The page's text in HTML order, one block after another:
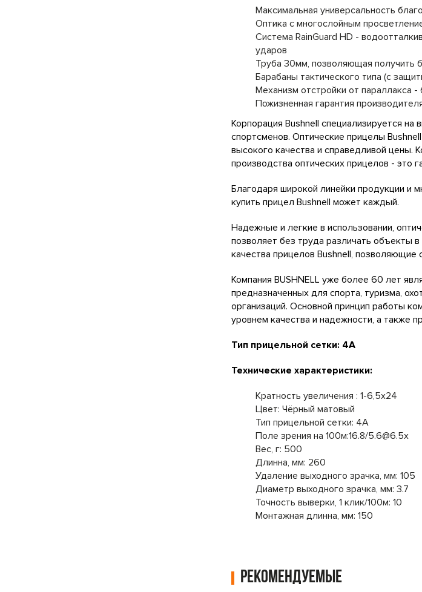
Максимальная универсальность
Оптика с многослойным
Система RainGuard HD -
ударов
Труба 30мм, позволяющая получить
Барабаны тактического типа (с
Механизм отстройки от параллакса -
Пожизненная гарантия
Корпорация Bushnell специализируется
спортсменов. Оптические прицелы
высокого качества и справедливой цены.
производства оптических прицелов - это
Благодаря широкой линейки продукции и
купить прицел Bushnell может каждый.
Надежные и легкие в использовании,
позволяет без труда различать объекты
качества прицелов Bushnell, позволяющие
Компания BUSHNELL уже более 60 лет
предназначенных для спорта, туризма,
организаций. Основной принцип работы
уровнем качества и надежности, а также
Тип прицельной сетки: 4A
Технические характеристики:
Кратность увеличения : 1-6,5x24
Цвет: Чёрный матовый
Тип прицельной сетки: 4A
Поле зрения на 100м:16.8/5.6@6.5x
Вес, г: 500
Длинна, мм: 260
Удаление выходного зрачка, мм: 105
Диаметр выходного зрачка, мм: 3.7
Точность выверки, 1 клик/100м: 10
Монтажная длинна, мм: 150
Рекомендуемые